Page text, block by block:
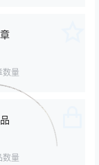
数量
数量